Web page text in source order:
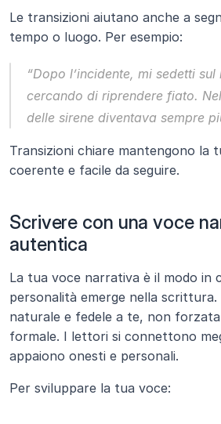
Le transizioni aiutano anche a
tempo o luogo. Per esempio:
“Dopo l’incidente, mi sedetti
cercando di riprendere fiato.
delle sirene diventava sempre
Transizioni chiare mantengono la
coerente e facile da seguire.
Scrivere con una voce
autentica
La tua voce narrativa è il modo in
personalità emerge nella scrittura.
naturale e fedele a te, non
formale. I lettori si connettono
appaiono onesti e personali.
Per sviluppare la tua voce: